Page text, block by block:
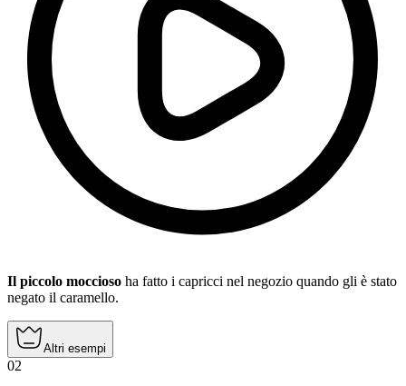
Il piccolo moccioso ha fatto i capricci nel negozio quando gli è stato
negato il caramello.
Altri esempi
02